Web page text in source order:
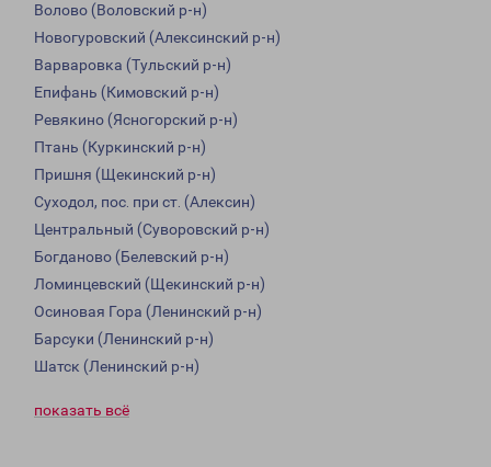
Волово (Воловский р-н)
Новогуровский (Алексинский р-н)
Варваровка (Тульский р-н)
Епифань (Кимовский р-н)
Ревякино (Ясногорский р-н)
Птань (Куркинский р-н)
Пришня (Щекинский р-н)
Суходол, пос. при ст. (Алексин)
Центральный (Суворовский р-н)
Богданово (Белевский р-н)
Ломинцевский (Щекинский р-н)
Осиновая Гора (Ленинский р-н)
Барсуки (Ленинский р-н)
Шатск (Ленинский р-н)
показать всё